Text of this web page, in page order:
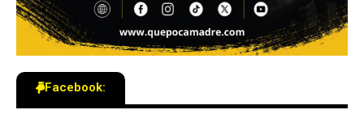
Facebook: